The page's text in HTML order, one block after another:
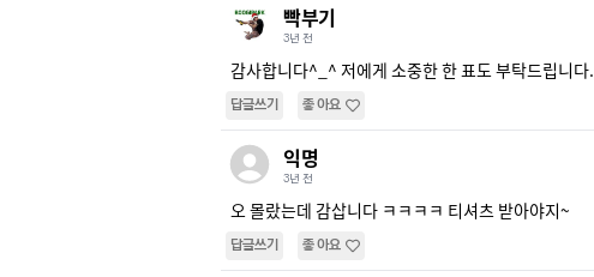
빡부기
3년 전
감사합니다^_^ 저에게 소중한 한 표도 부탁드립니다.
답글쓰기 좋아요
익명
3년 전
오 몰랐는데 감삽니다 ㅋㅋㅋㅋ 티셔츠 받아야지~
답글쓰기 좋아요